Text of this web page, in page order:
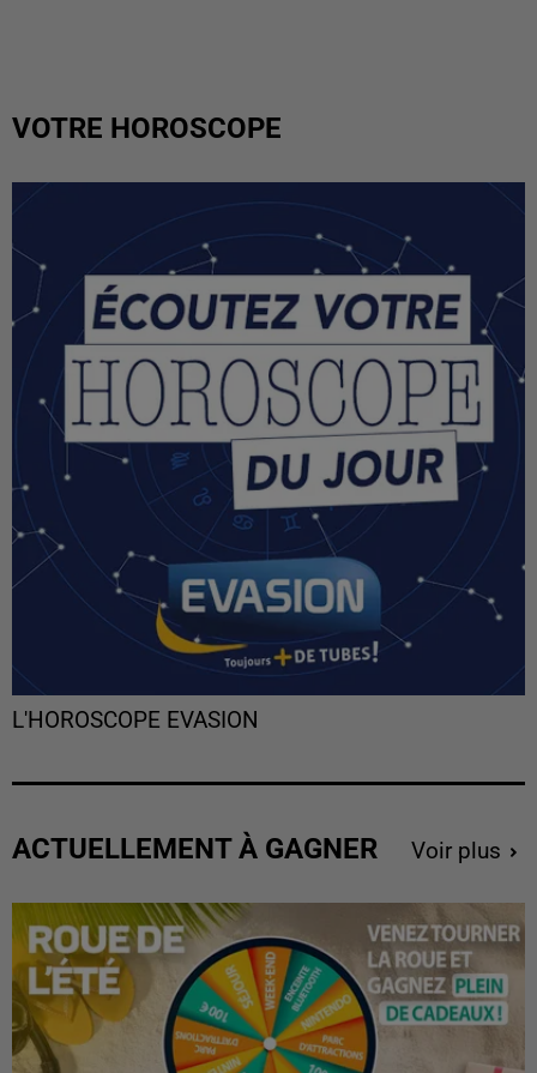
VOTRE HOROSCOPE
L'HOROSCOPE EVASION
ACTUELLEMENT À GAGNER Voir plus